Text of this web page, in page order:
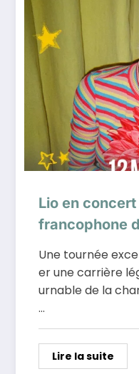
Lio en
francophone
Une tournée
er une carrière
urnable de la
…
Lire la suite